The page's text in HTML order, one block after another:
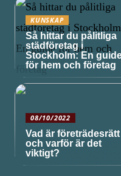
KUNSKAP
Så hittar du pålitliga
städföretag i
Stockholm: En
för hem och företag
08/10/2022
Vad är företrädesrätt
och varför är det
viktigt?